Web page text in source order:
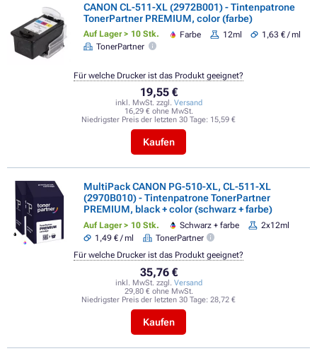
CANON CL-511-XL (2972B001) - Tintenpatrone
TonerPartner PREMIUM, color (farbe)
Auf Lager > 10 Stk. Farbe 12ml
1,63 € / ml
TonerPartner
19,55 €
inkl. MwSt. zzgl. Versand
16,29 € ohne MwSt.
Niedrigster Preis der letzten 30 Tage: 15,59 €
Kaufen
Für welche Drucker ist das Produkt geeignet?
MultiPack CANON PG-510-XL, CL-511-XL
(2970B010) - Tintenpatrone TonerPartner
PREMIUM, black + color (schwarz + farbe)
Auf Lager > 10 Stk. Schwarz + farbe
2x12ml
1,49 € / ml
TonerPartner
35,76 €
inkl. MwSt. zzgl. Versand
29,80 € ohne MwSt.
Niedrigster Preis der letzten 30 Tage: 28,72 €
Kaufen
Für welche Drucker ist das Produkt geeignet?